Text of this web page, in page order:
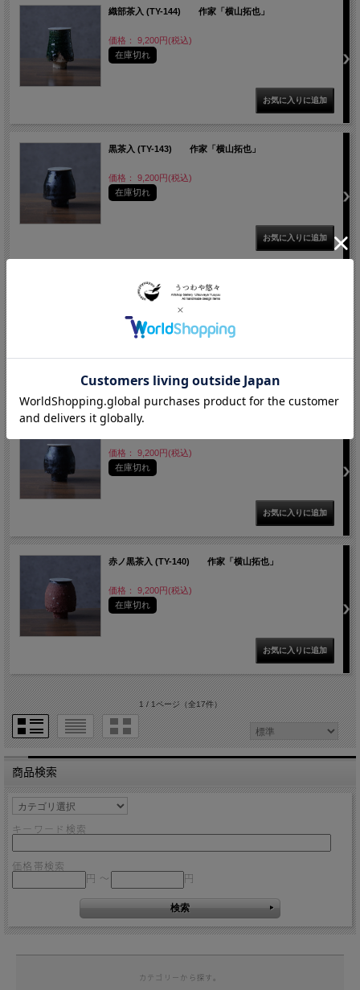
織部茶入 (TY-144) 作家「横山拓也」
価格： 9,200円(税込)
在庫切れ
黒茶入 (TY-143) 作家「横山拓也」
価格： 9,200円(税込)
在庫切れ
赤ノ黒茶入 (TY-142) 作家「横山拓也」
価格： 9,200円(税込)
在庫切れ
黒茶入 (TY-141) 作家「横山拓也」
価格： 9,200円(税込)
在庫切れ
赤ノ黒茶入 (TY-140) 作家「横山拓也」
価格： 9,200円(税込)
在庫切れ
1 / 1ページ（全17件）
商品検索
キーワード検索
価格帯検索
円 ～
円
カテゴリーから探す。